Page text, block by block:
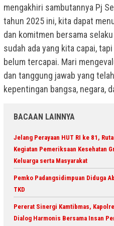
mengakhiri sambutannya Pj
tahun 2025 ini, kita dapat
dan komitmen bersama
sudah ada yang kita capai,
belum tercapai. Mari
dan tanggung jawab yang
kepentingan bangsa, negara,
BACAAN LAINNYA
Jelang Perayaan HUT RI ke 81,
Kegiatan Pemeriksaan Kesehatan
Keluarga serta Masyarakat
Pemko Padangsidimpuan Diduga
TKD
Pererat Sinergi Kamtibmas,
Dialog Harmonis Bersama Insan